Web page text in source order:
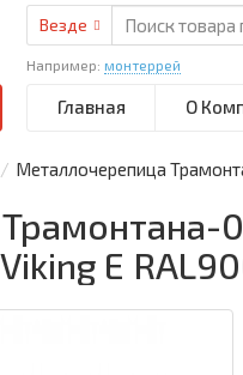
Везде
Например: монтеррей
Главная О
Металлочерепица
E